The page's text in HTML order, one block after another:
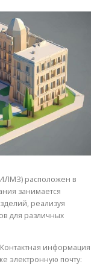
МЕТАЛЛОВ
расположен в
занимается
реализуя
для различных
информация
электронную почту: